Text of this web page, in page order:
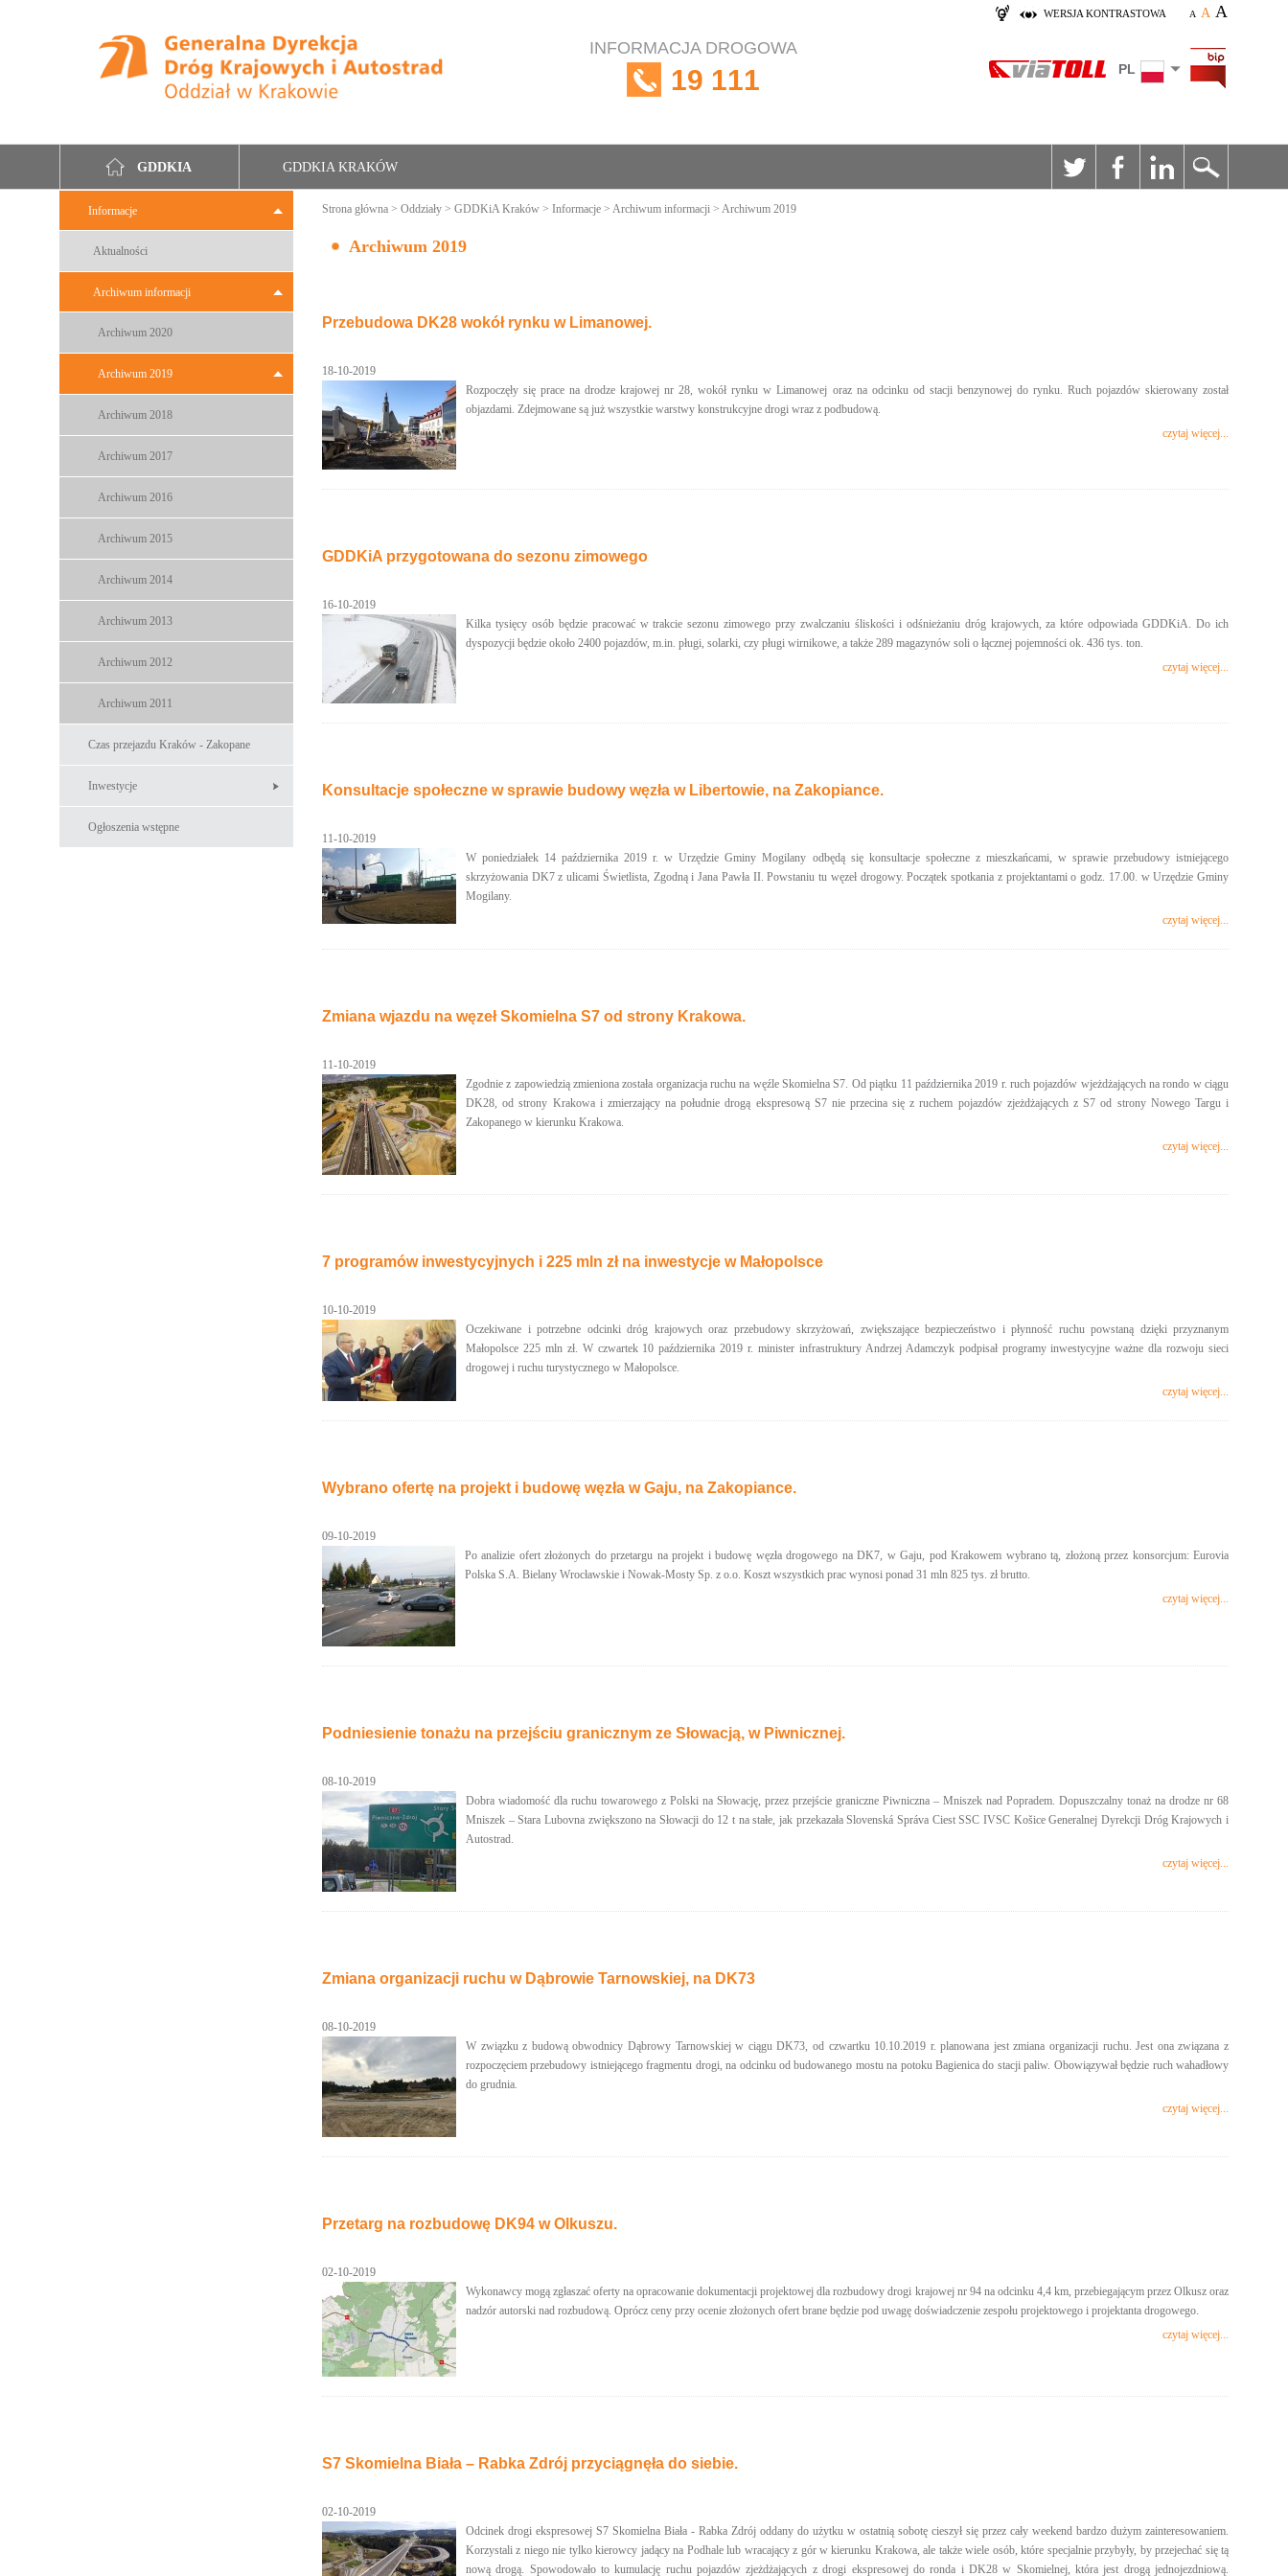
WERSJA KONTRASTOWA A A A
INFORMACJA DROGOWA
19 111 PL
GDDKIA GDDKIA KRAKÓW
Informacje
Aktualności
Archiwum informacji
Archiwum 2020
Archiwum 2019
Archiwum 2018
Archiwum 2017
Archiwum 2016
Archiwum 2015
Archiwum 2014
Archiwum 2013
Archiwum 2012
Archiwum 2011
Czas przejazdu Kraków - Zakopane
Inwestycje
Ogłoszenia wstępne
Strona główna > Oddziały > GDDKiA Kraków > Informacje > Archiwum informacji > Archiwum 2019
Archiwum 2019
Przebudowa DK28 wokół rynku w Limanowej.
18-10-2019
Rozpoczęły się prace na drodze krajowej nr 28, wokół rynku w Limanowej oraz na odcinku od stacji benzynowej do rynku. Ruch pojazdów skierowany został
objazdami. Zdejmowane są już wszystkie warstwy konstrukcyjne drogi wraz z podbudową.
czytaj więcej...
GDDKiA przygotowana do sezonu zimowego
16-10-2019
Kilka tysięcy osób będzie pracować w trakcie sezonu zimowego przy zwalczaniu śliskości i odśnieżaniu dróg krajowych, za które odpowiada GDDKiA. Do ich
dyspozycji będzie około 2400 pojazdów, m.in. pługi, solarki, czy pługi wirnikowe, a także 289 magazynów soli o łącznej pojemności ok. 436 tys. ton.
czytaj więcej...
Konsultacje społeczne w sprawie budowy węzła w Libertowie, na Zakopiance.
11-10-2019
W poniedziałek 14 października 2019 r. w Urzędzie Gminy Mogilany odbędą się konsultacje społeczne z mieszkańcami, w sprawie przebudowy istniejącego
skrzyżowania DK7 z ulicami Świetlista, Zgodną i Jana Pawła II. Powstaniu tu węzeł drogowy. Początek spotkania z projektantami o godz. 17.00. w Urzędzie Gminy
Mogilany.
czytaj więcej...
Zmiana wjazdu na węzeł Skomielna S7 od strony Krakowa.
11-10-2019
Zgodnie z zapowiedzią zmieniona została organizacja ruchu na węźle Skomielna S7. Od piątku 11 października 2019 r. ruch pojazdów wjeżdżających na rondo w ciągu
DK28, od strony Krakowa i zmierzający na południe drogą ekspresową S7 nie przecina się z ruchem pojazdów zjeżdżających z S7 od strony Nowego Targu i
Zakopanego w kierunku Krakowa.
czytaj więcej...
7 programów inwestycyjnych i 225 mln zł na inwestycje w Małopolsce
10-10-2019
Oczekiwane i potrzebne odcinki dróg krajowych oraz przebudowy skrzyżowań, zwiększające bezpieczeństwo i płynność ruchu powstaną dzięki przyznanym
Małopolsce 225 mln zł. W czwartek 10 października 2019 r. minister infrastruktury Andrzej Adamczyk podpisał programy inwestycyjne ważne dla rozwoju sieci
drogowej i ruchu turystycznego w Małopolsce.
czytaj więcej...
Wybrano ofertę na projekt i budowę węzła w Gaju, na Zakopiance.
09-10-2019
Po analizie ofert złożonych do przetargu na projekt i budowę węzła drogowego na DK7, w Gaju, pod Krakowem wybrano tą, złożoną przez konsorcjum: Eurovia
Polska S.A. Bielany Wrocławskie i Nowak-Mosty Sp. z o.o. Koszt wszystkich prac wynosi ponad 31 mln 825 tys. zł brutto.
czytaj więcej...
Podniesienie tonażu na przejściu granicznym ze Słowacją, w Piwnicznej.
08-10-2019
Dobra wiadomość dla ruchu towarowego z Polski na Słowację, przez przejście graniczne Piwniczna – Mniszek nad Popradem. Dopuszczalny tonaż na drodze nr 68
Mniszek – Stara Lubovna zwiększono na Słowacji do 12 t na stałe, jak przekazała Slovenská Správa Ciest SSC IVSC Košice Generalnej Dyrekcji Dróg Krajowych i
Autostrad.
czytaj więcej...
Zmiana organizacji ruchu w Dąbrowie Tarnowskiej, na DK73
08-10-2019
W związku z budową obwodnicy Dąbrowy Tarnowskiej w ciągu DK73, od czwartku 10.10.2019 r. planowana jest zmiana organizacji ruchu. Jest ona związana z
rozpoczęciem przebudowy istniejącego fragmentu drogi, na odcinku od budowanego mostu na potoku Bagienica do stacji paliw. Obowiązywał będzie ruch wahadłowy
do grudnia.
czytaj więcej...
Przetarg na rozbudowę DK94 w Olkuszu.
02-10-2019
Wykonawcy mogą zgłaszać oferty na opracowanie dokumentacji projektowej dla rozbudowy drogi krajowej nr 94 na odcinku 4,4 km, przebiegającym przez Olkusz oraz
nadzór autorski nad rozbudową. Oprócz ceny przy ocenie złożonych ofert brane będzie pod uwagę doświadczenie zespołu projektowego i projektanta drogowego.
czytaj więcej...
S7 Skomielna Biała – Rabka Zdrój przyciągnęła do siebie.
02-10-2019
Odcinek drogi ekspresowej S7 Skomielna Biała - Rabka Zdrój oddany do użytku w ostatnią sobotę cieszył się przez cały weekend bardzo dużym zainteresowaniem.
Korzystali z niego nie tylko kierowcy jadący na Podhale lub wracający z gór w kierunku Krakowa, ale także wiele osób, które specjalnie przybyły, by przejechać się tą
nową drogą. Spowodowało to kumulację ruchu pojazdów zjeżdżających z drogi ekspresowej do ronda i DK28 w Skomielnej, która jest drogą jednojezdniową.